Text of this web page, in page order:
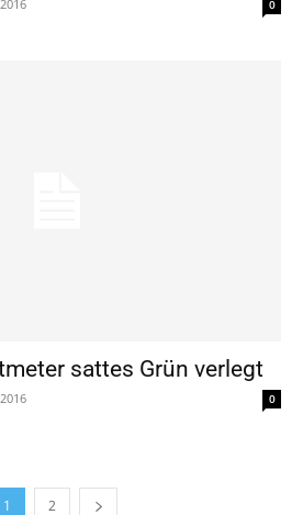
0
sattes Grün verlegt
0
1 2